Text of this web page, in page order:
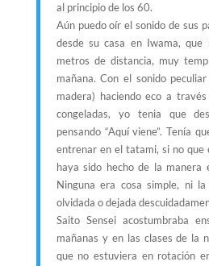
al principio de los 60.
Aún puedo oír el sonido de sus
desde su casa en Iwama,
metros de distancia, muy
mañana. Con el sonido
madera) haciendo eco a
congeladas, yo tenia que
pensando “Aquí viene”. Tenía
entrenar en el tatami, si no que
haya sido hecho de la manera
Ninguna era cosa simple, ni
olvidada o dejada
Saito Sensei acostumbraba
mañanas y en las clases de la
que no estuviera en rotación